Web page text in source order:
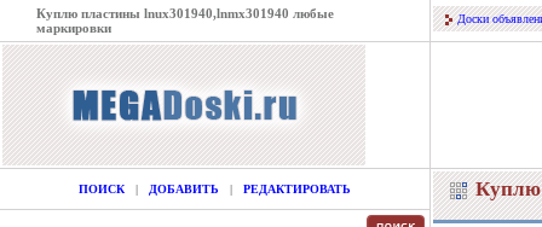
Куплю пластины lnux301940,lnmx301940 любые
маркировки
Доски
ПОИСК | ДОБАВИТЬ | РЕДАКТИРОВАТЬ Куплю